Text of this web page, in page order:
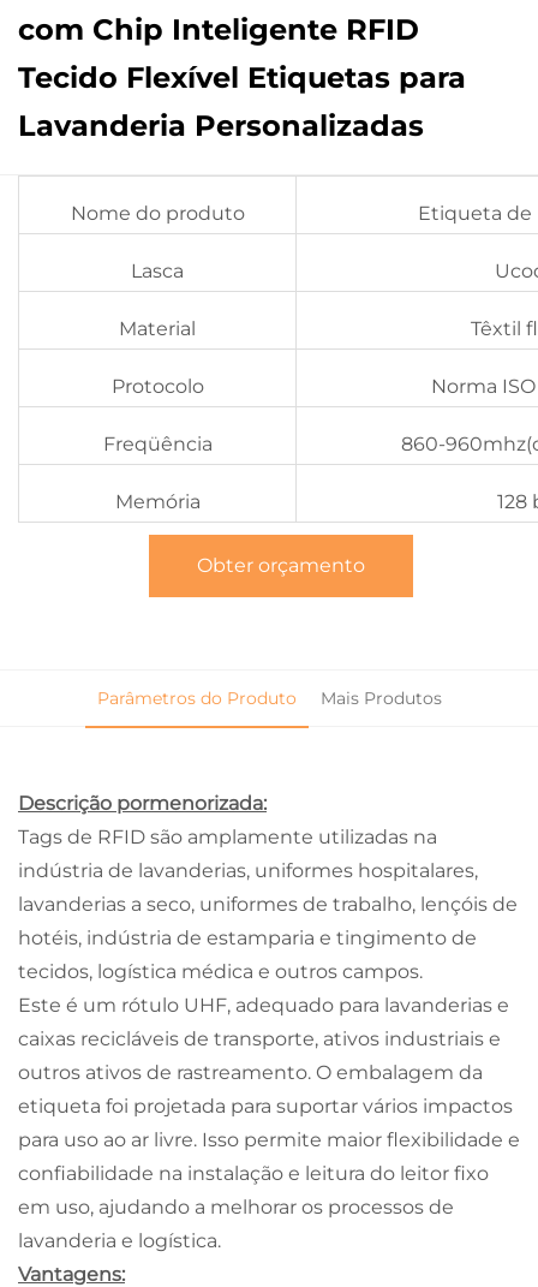
com Chip Inteligente RFID
Tecido Flexível Etiquetas para
Lavanderia Personalizadas
Nome do produto Etiqueta de
Lasca
Material Têxtil
Protocolo Norma
Freqüência 860-
Memória 128
Obter orçamento
Parâmetros do Produto Mais Produtos
Descrição pormenorizada:
Tags de RFID são amplamente utilizadas na
indústria de lavanderias, uniformes hospitalares,
lavanderias a seco, uniformes de trabalho, lençóis de
hotéis, indústria de estamparia e tingimento de
tecidos, logística médica e outros campos.
Este é um rótulo UHF, adequado para lavanderias e
caixas recicláveis de transporte, ativos industriais e
outros ativos de rastreamento. O embalagem da
etiqueta foi projetada para suportar vários impactos
para uso ao ar livre. Isso permite maior flexibilidade e
confiabilidade na instalação e leitura do leitor fixo
em uso, ajudando a melhorar os processos de
lavanderia e logística.
Vantagens: